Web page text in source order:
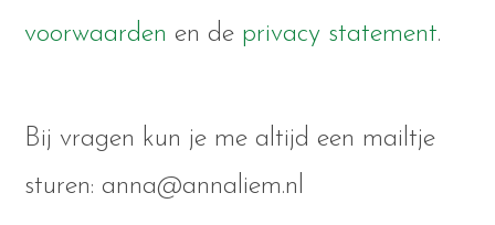
voorwaarden en de privacy statement.
Bij vragen kun je me altijd een mailtje
sturen: anna@annaliem.nl